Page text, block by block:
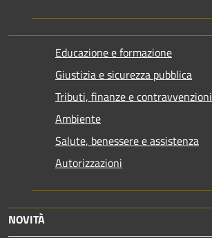
Educazione e formazione
Giustizia e sicurezza pubblica
Tributi, finanze e contravvenzioni
Ambiente
Salute, benessere e assistenza
Autorizzazioni
NOVITÀ